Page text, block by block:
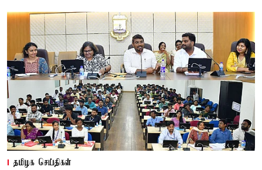
தமிழக செய்திகள்